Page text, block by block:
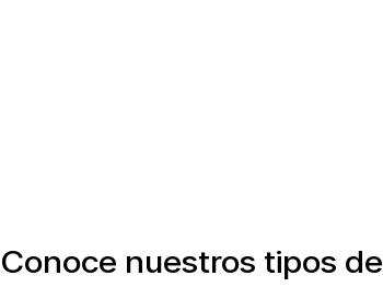
Conoce nuestros tipos de